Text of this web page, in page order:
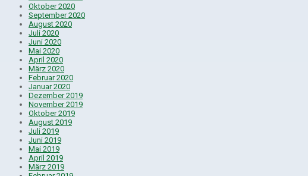
Oktober 2020
September 2020
August 2020
Juli 2020
Juni 2020
Mai 2020
April 2020
März 2020
Februar 2020
Januar 2020
Dezember 2019
November 2019
Oktober 2019
August 2019
Juli 2019
Juni 2019
Mai 2019
April 2019
März 2019